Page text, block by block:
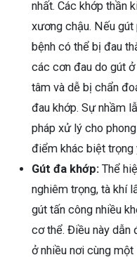
nhất. Các khớp thần
xương chậu. Nếu
bệnh có thể bị đau
các cơn đau do gút
tâm và dễ bị chẩn
đau khớp. Sự nhầm
pháp xử lý cho
điểm khác biệt trọng
Gút đa khớp: Thể
nghiêm trọng, tà khí
gút tấn công nhiều
cơ thể. Điều này dẫn
ở nhiều nơi cùng